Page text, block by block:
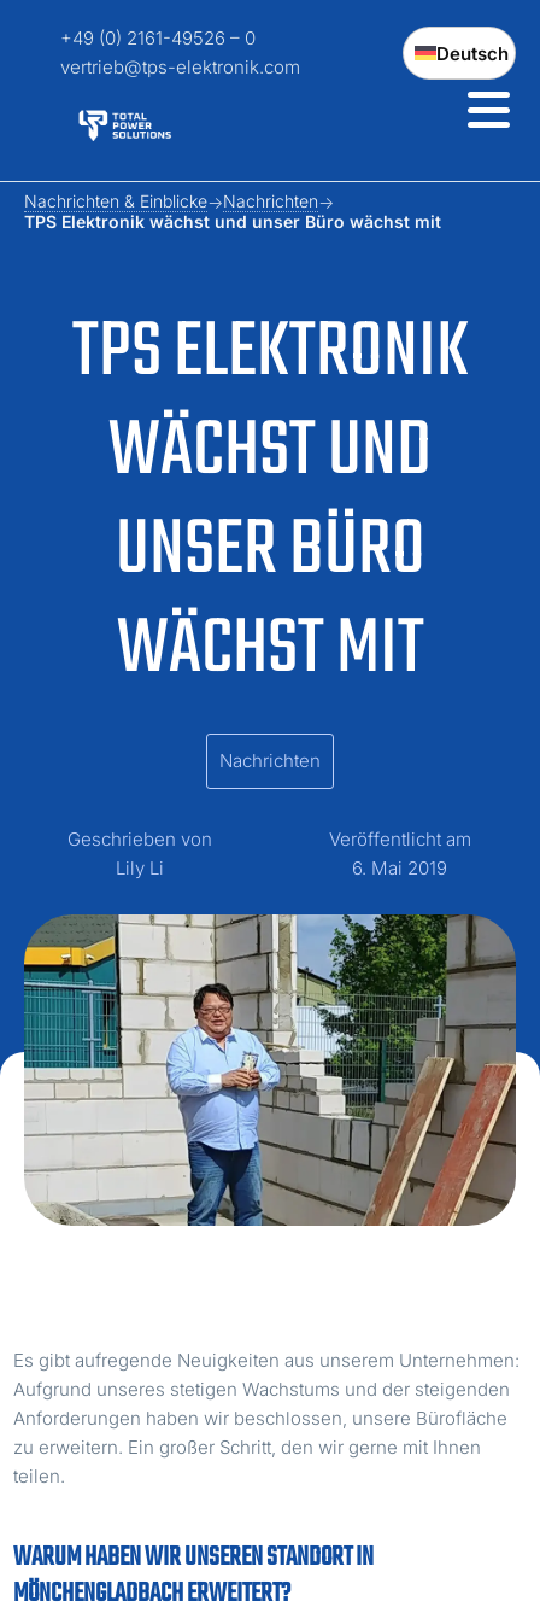
+49 (0) 2161-49526 – 0
vertrieb@tps-elektronik.com
Deutsch
TPS ELEKTRONIK
WÄCHST UND
UNSER BÜRO
WÄCHST MIT
Nachrichten & Einblicke
Nachrichten
TPS Elektronik wächst und unser Büro wächst mit
Nachrichten
Geschrieben von
Lily Li
Veröffentlicht am
6. Mai 2019
Es gibt aufregende Neuigkeiten aus unserem Unternehmen:
Aufgrund unseres stetigen Wachstums und der steigenden
Anforderungen haben wir beschlossen, unsere Bürofläche
zu erweitern. Ein großer Schritt, den wir gerne mit Ihnen
teilen.
WARUM HABEN WIR UNSEREN STANDORT IN
MÖNCHENGLADBACH ERWEITERT?